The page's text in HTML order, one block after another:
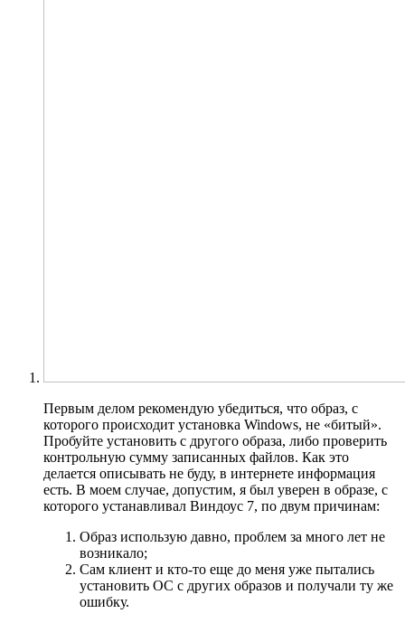
Первым делом рекомендую убедиться, что образ, с
которого происходит установка Windows, не «битый».
Пробуйте установить с другого образа, либо проверить
контрольную сумму записанных файлов. Как это
делается описывать не буду, в интернете информация
есть. В моем случае, допустим, я был уверен в образе, с
которого устанавливал Виндоус 7, по двум причинам:
Образ использую давно, проблем за много лет не
возникало;
Сам клиент и кто-то еще до меня уже пытались
установить ОС с других образов и получали ту же
ошибку.